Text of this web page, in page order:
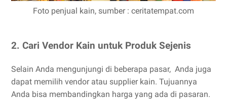
Foto penjual kain, sumber : ceritatempat.com
2. Cari Vendor Kain untuk Produk Sejenis
Selain Anda mengunjungi di beberapa pasar, Anda juga
dapat memilih vendor atau supplier kain. Tujuannya
Anda bisa membandingkan harga yang ada di pasaran.